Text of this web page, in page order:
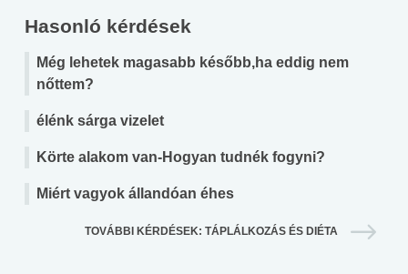
Hasonló kérdések
Még lehetek magasabb később,ha eddig nem
nőttem?
élénk sárga vizelet
Körte alakom van-Hogyan tudnék fogyni?
Miért vagyok állandóan éhes
TOVÁBBI KÉRDÉSEK: TÁPLÁLKOZÁS ÉS DIÉTA